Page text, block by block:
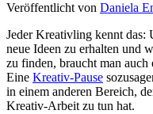
Veröffentlicht von Daniela
Jeder Kreativling kennt das:
neue Ideen zu erhalten und
zu finden, braucht man
Eine Kreativ-Pause
in einem anderen Bereich,
Kreativ-Arbeit zu tun hat.